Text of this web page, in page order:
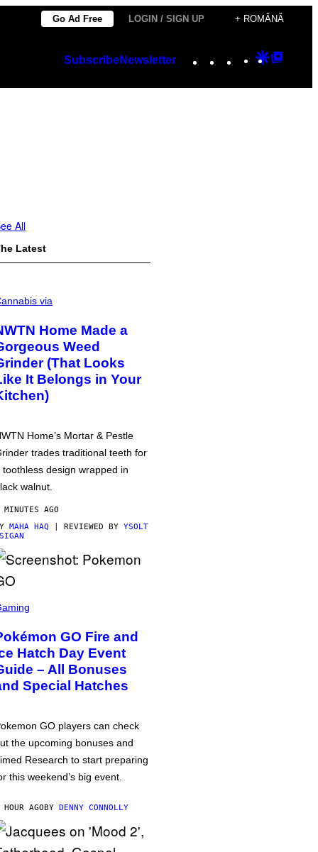
Go Ad Free LOGIN / SIGN UP + ROMÂNĂ
SubscribeNewsletter Instagram
TikTok
YouTube
Google
All
Latest
via
Home Made a
Weed
(That Looks
It Belongs in Your
Home’s Mortar & Pestle
trades traditional teeth for
toothless design wrapped in
walnut.
AGO
MAHA HAQ | REVIEWED BY YSOLT
GO Fire and
Hatch Day Event
– All Bonuses
Special Hatches
GO players can check
the upcoming bonuses and
Research to start preparing
this weekend’s big event.
HOUR AGOBY DENNY CONNOLLY